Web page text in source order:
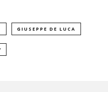
GIUSEPPE DE LUCA